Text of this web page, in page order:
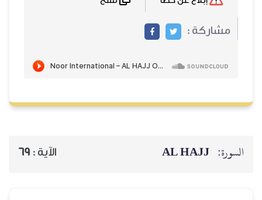
مشاركة :
السورة: AL HAJJ الآية : 69